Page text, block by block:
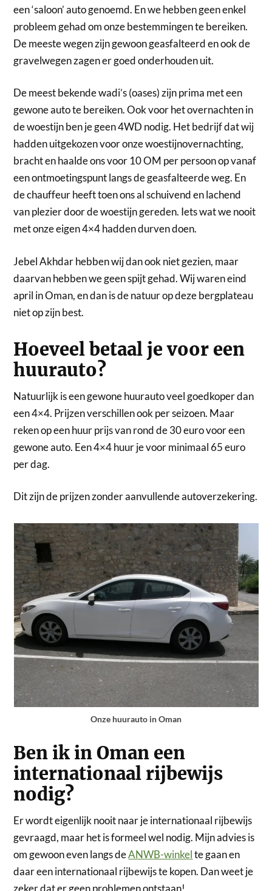
een ‘saloon’ auto genoemd. En we hebben geen enkel
probleem gehad om onze bestemmingen te bereiken.
De meeste wegen zijn gewoon geasfalteerd en ook de
gravelwegen zagen er goed onderhouden uit.
De meest bekende wadi’s (oases) zijn prima met een
gewone auto te bereiken. Ook voor het overnachten in
de woestijn ben je geen 4WD nodig. Het bedrijf dat wij
hadden uitgekozen voor onze woestijnovernachting,
bracht en haalde ons voor 10 OM per persoon op vanaf
een ontmoetingspunt langs de geasfalteerde weg. En
de chauffeur heeft toen ons al schuivend en lachend
van plezier door de woestijn gereden. Iets wat we nooit
met onze eigen 4×4 hadden durven doen.
Jebel Akhdar hebben wij dan ook niet gezien, maar
daarvan hebben we geen spijt gehad. Wij waren eind
april in Oman, en dan is de natuur op deze bergplateau
niet op zijn best.
Hoeveel betaal je voor een
huurauto?
Natuurlijk is een gewone huurauto veel goedkoper dan
een 4×4. Prijzen verschillen ook per seizoen. Maar
reken op een huur prijs van rond de 30 euro voor een
gewone auto. Een 4×4 huur je voor minimaal 65 euro
per dag.
Dit zijn de prijzen zonder aanvullende autoverzekering.
Onze huurauto in Oman
Ben ik in Oman een
internationaal rijbewijs
nodig?
Er wordt eigenlijk nooit naar je internationaal rijbewijs
gevraagd, maar het is formeel wel nodig. Mijn advies is
om gewoon even langs deANWB-winkelte gaan en
daar een internationaal rijbewijs te kopen. Dan weet je